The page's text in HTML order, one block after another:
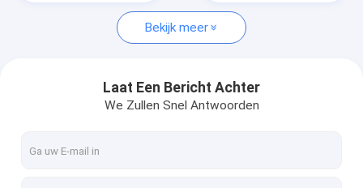
Fiber Optic Patch Cord
Vezel Optische Snelle Schakelaar
Bekijk meer
Laat Een Bericht Achter
We Zullen Snel Antwoorden